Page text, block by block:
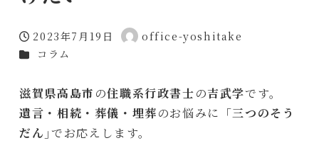
投稿日
2023年7月19日
著
office-yoshitake
カテゴリー
コラム
滋賀県高島市 の住職系行政書士の吉武学です。
遺言・相続・葬儀・埋葬のお悩みに「三つのそう
だん ｣でお応えします。